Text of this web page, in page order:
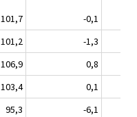
101,7
-0,1
101,2
-1,3
106,9
0,8
103,4
0,1
95,3
-6,1